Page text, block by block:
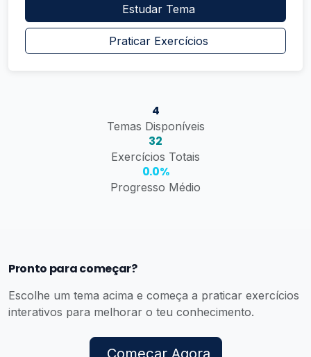
Estudar Tema
Praticar Exercícios
4
Temas Disponíveis
32
Exercícios Totais
0.0%
Progresso Médio
Pronto para começar?
Escolhe um tema acima e começa a praticar exercícios
interativos para melhorar o teu conhecimento.
Começar Agora